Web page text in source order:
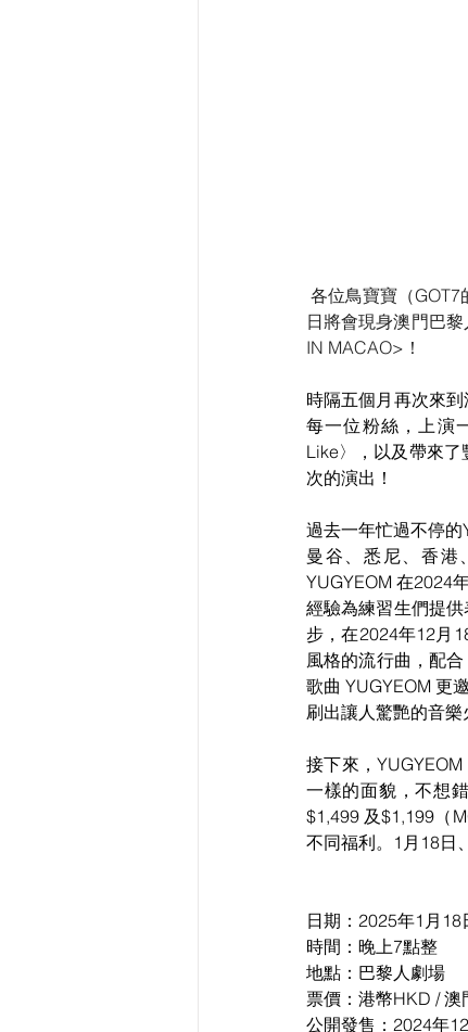
各位鳥寶寶（
日將會現身澳門巴
IN MACAO>！
時隔五個月再次來
每一位粉絲，上演
Like〉，以及帶來了
次的演出！
過去一年忙過不停
曼谷、悉尼、香港
YUGYEOM 在2024
經驗為練習生們提
步，在2024年12月
風格的流行曲，配
歌曲 YUGYEOM 更
刷出讓人驚艷的音樂
接下來，
一樣的面貌，不想
$1,499 及$1,199（
不同福利。1月18日
日期：2025年1月18
時間：晚上7點整
地點：巴黎人劇場
票價：港幣HKD /
公開發售：2024年